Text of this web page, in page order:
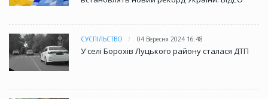
СУСПІЛЬСТВО 04 Вересня 2024 16:48
У селі Борохів Луцького району сталася ДТП